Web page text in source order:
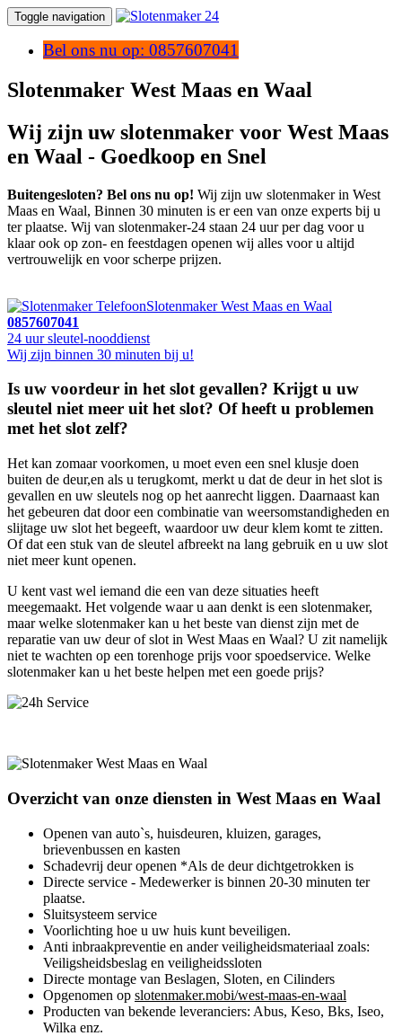
Toggle navigation
Bel ons nu op: 0857607041
Slotenmaker West Maas en Waal
Wij zijn uw slotenmaker voor West Maas
en Waal - Goedkoop en Snel
Buitengesloten? Bel ons nu op! Wij zijn uw slotenmaker in West
Maas en Waal, Binnen 30 minuten is er een van onze experts bij u
ter plaatse. Wij van slotenmaker-24 staan 24 uur per dag voor u
klaar ook op zon- en feestdagen openen wij alles voor u altijd
vertrouwelijk en voor scherpe prijzen.
Slotenmaker West Maas en Waal
0857607041
24 uur sleutel-nooddienst
Wij zijn binnen 30 minuten bij u!
Is uw voordeur in het slot gevallen? Krijgt u uw
sleutel niet meer uit het slot? Of heeft u problemen
met het slot zelf?
Het kan zomaar voorkomen, u moet even een snel klusje doen
buiten de deur,en als u terugkomt, merkt u dat de deur in het slot is
gevallen en uw sleutels nog op het aanrecht liggen. Daarnaast kan
het gebeuren dat door een combinatie van weersomstandigheden en
slijtage uw slot het begeeft, waardoor uw deur klem komt te zitten.
Of dat een stuk van de sleutel afbreekt na lang gebruik en u uw slot
niet meer kunt openen.
U kent vast wel iemand die een van deze situaties heeft
meegemaakt. Het volgende waar u aan denkt is een slotenmaker,
maar welke slotenmaker kan u het beste van dienst zijn met de
reparatie van uw deur of slot in West Maas en Waal? U zit namelijk
niet te wachten op een torenhoge prijs voor spoedservice. Welke
slotenmaker kan u het beste helpen met een goede prijs?
Overzicht van onze diensten in West Maas en Waal
Openen van auto`s, huisdeuren, kluizen, garages,
brievenbussen en kasten
Schadevrij deur openen *Als de deur dichtgetrokken is
Directe service - Medewerker is binnen 20-30 minuten ter
plaatse.
Sluitsysteem service
Voorlichting hoe u uw huis kunt beveiligen.
Anti inbraakpreventie en ander veiligheidsmateriaal zoals:
Veiligsheidsbeslag en veiligheidssloten
Directe montage van Beslagen, Sloten, en Cilinders
Opgenomen op slotenmaker.mobi/west-maas-en-waal
Producten van bekende leveranciers: Abus, Keso, Bks, Iseo,
Wilka enz.